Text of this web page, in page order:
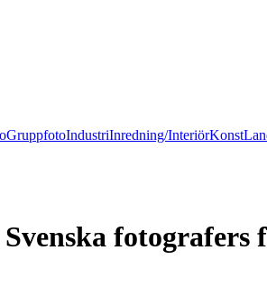
GruppfotoIndustriInredning/InteriörKonst
Svenska fotografers